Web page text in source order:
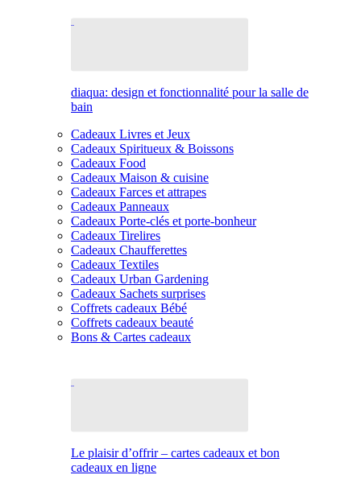
diaqua: design et fonctionnalité pour la salle de
bain
Cadeaux Livres et Jeux
Cadeaux Spiritueux & Boissons
Cadeaux Food
Cadeaux Maison & cuisine
Cadeaux Farces et attrapes
Cadeaux Panneaux
Cadeaux Porte-clés et porte-bonheur
Cadeaux Tirelires
Cadeaux Chaufferettes
Cadeaux Textiles
Cadeaux Urban Gardening
Cadeaux Sachets surprises
Coffrets cadeaux Bébé
Coffrets cadeaux beauté
Bons & Cartes cadeaux
Le plaisir d’offrir – cartes cadeaux et bon
cadeaux en ligne